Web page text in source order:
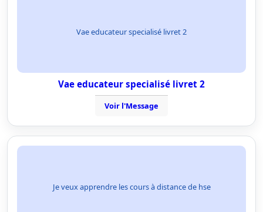
Vae educateur specialisé livret 2
Vae educateur specialisé livret 2
Voir l'Message
Je veux apprendre les cours à distance de hse